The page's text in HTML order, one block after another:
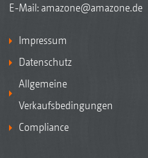
E-Mail: amazone@amazone.de
Impressum
Datenschutz
Allgemeine
Verkaufsbedingungen
Compliance